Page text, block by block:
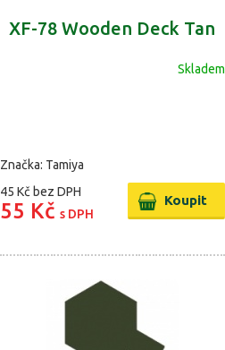
XF-78 Wooden Deck Tan
Skladem
Značka: Tamiya
45 Kč bez DPH
55 Kčs DPH